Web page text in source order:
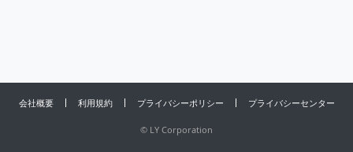
会社概要 利用規約 プライバシーポリシー プライバシーセンター
© LY Corporation